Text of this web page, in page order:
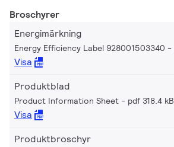
Broschyrer
Energimärkning
Energy Efficiency Label 928001503340
Visa
Produktblad
Product Information Sheet pdf 318.4 kB
Visa
Produktbroschyr